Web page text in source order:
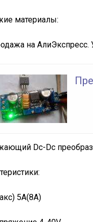
материалы:
на
Dc-Dc
5А(8А)